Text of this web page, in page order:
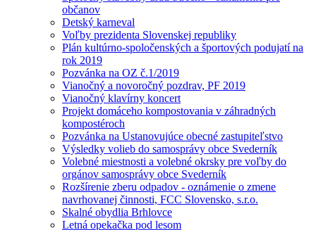
občanov
Detský karneval
Voľby prezidenta Slovenskej republiky
Plán kultúrno-spoločenských a športových podujatí na
rok 2019
Pozvánka na OZ č.1/2019
Vianočný a novoročný pozdrav, PF 2019
Vianočný klavírny koncert
Projekt domáceho kompostovania v záhradných
kompostéroch
Pozvánka na Ustanovujúce obecné zastupiteľstvo
Výsledky volieb do samosprávy obce Svederník
Volebné miestnosti a volebné okrsky pre voľby do
orgánov samosprávy obce Svederník
Rozšírenie zberu odpadov - oznámenie o zmene
navrhovanej činnosti, FCC Slovensko, s.r.o.
Skalné obydlia Brhlovce
Letná opekačka pod lesom